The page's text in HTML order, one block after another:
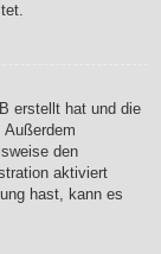
erstellt hat und die
den
aktiviert
hast, kann es